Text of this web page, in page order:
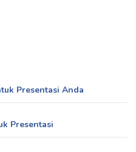
Presentasi Anda
Presentasi